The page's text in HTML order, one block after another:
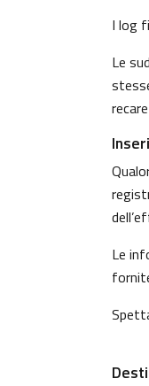
I log
Le
Le